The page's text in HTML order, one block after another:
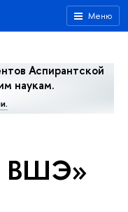
Меню
Аспирантской
наукам.
ВШЭ»